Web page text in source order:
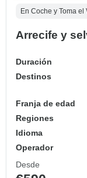
En Coche y Toma el
Arrecife y
Duración
Destinos
Franja de edad
Regiones
Idioma
Operador
Desde